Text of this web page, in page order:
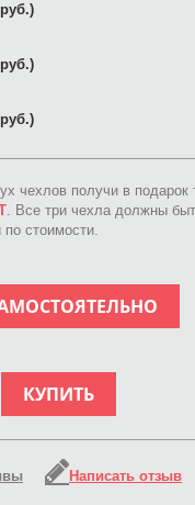
чехлов получи в подарок
. Все три чехла должны
стоимости.
КУПИТЬ
Написать отзыв